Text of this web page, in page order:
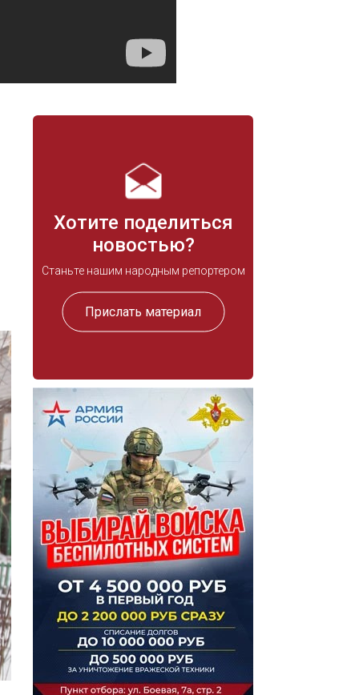
Хотите поделиться
новостью?
Станьте нашим народным репортером
Прислать материал